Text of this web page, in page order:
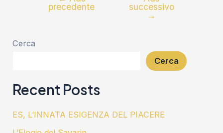
precedente
successivo
→
Cerca
Cerca
Recent Posts
ES, L’INNATA ESIGENZA DEL PIACERE